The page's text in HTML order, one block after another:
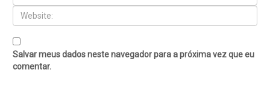
Salvar meus dados neste navegador para a próxima vez que eu
comentar.